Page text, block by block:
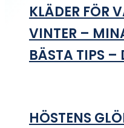
KLÄDER FÖR
VINTER –
BÄSTA TIPS –
HÖSTENS